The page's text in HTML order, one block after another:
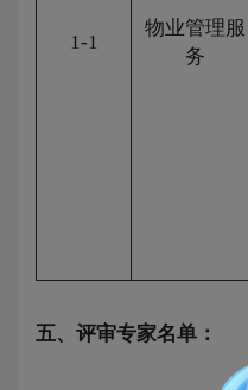
1-1
物业管理服
务
五、评审专家名单：